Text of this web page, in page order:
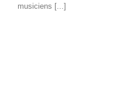
musiciens [...]